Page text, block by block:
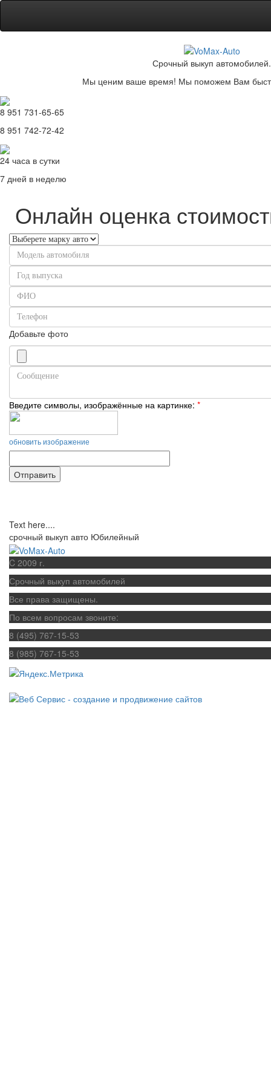
Срочный выкуп автомобилей.
Мы ценим ваше время! Мы поможем Вам
8 951 731-65-65
8 951 742-72-42
24 часа в сутки
7 дней в неделю
Онлайн оценка
Добавьте фото
Введите символы, изображённые на картинке: *
обновить изображение
Text here....
срочный выкуп авто Юбилейный
C 2009 г.
Срочный выкуп автомобилей
Все права защищены.
По всем вопросам звоните:
8 (495) 767-15-53
8 (985) 767-15-53